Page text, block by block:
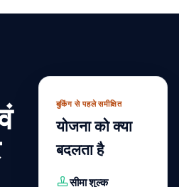
बुकिंग से पहले समीक्षित
योजना को क्या
बदलता है
सीमा शुल्क